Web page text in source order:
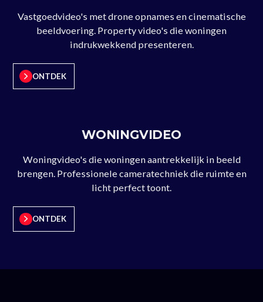
Vastgoedvideo's met drone opnames en cinematische
beeldvoering. Property video's die woningen
indrukwekkend presenteren.
ONTDEK
WONINGVIDEO
Woningvideo's die woningen aantrekkelijk in beeld
brengen. Professionele cameratechniek die ruimte en
licht perfect toont.
ONTDEK